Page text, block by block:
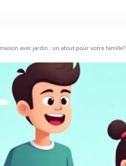
avec jardin : un atout pour votre famille?